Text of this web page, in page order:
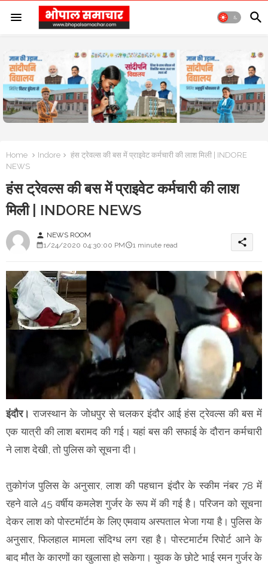
Home Indore
हंस ट्रेवल्स की बस में प्राइवेट कर्मचारी की लाश मिली | INDORE
NEWS
हंस ट्रेवल्स की बस में प्राइवेट कर्मचारी की लाश
मिली | INDORE NEWS
person NEWS ROOM
1/24/2020 04:30:00 PM
1 minute read share
इंदौर। राजस्थान के जोधपुर से चलकर इंदौर आई हंस ट्रेवल्स की बस में
एक यात्री की लाश बरामद की गई। यहां बस की सफाई के दौरान कर्मचारी
ने लाश देखी, तो पुलिस को सूचना दी।
तुकोगंज पुलिस के अनुसार, लाश की पहचान इंदौर के स्कीम नंबर 78 में
रहने वाले 45 वर्षीय कमलेश गुर्जर के रूप में की गई है। परिजन को सूचना
देकर लाश को पोस्टमाॅर्टम के लिए एमवाय अस्पताल भेजा गया है। पुलिस के
अनुसार, फिलहाल मामला संदिग्ध लग रहा है। पोस्टमार्टम रिपोर्ट आने के
बाद मौत के कारणों का खुलासा हो सकेगा। युवक के छोटे भाई रमन गुर्जर के